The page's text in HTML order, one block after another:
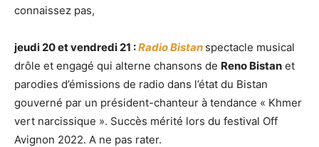
connaissez pas,
jeudi 20 et vendredi 21 :Radio Bistan spectacle musical
drôle et engagé qui alterne chansons de Reno Bistan et
parodies d’émissions de radio dans l’état du Bistan
gouverné par un président-chanteur à tendance « Khmer
vert narcissique ». Succès mérité lors du festival Off
Avignon 2022. A ne pas rater.